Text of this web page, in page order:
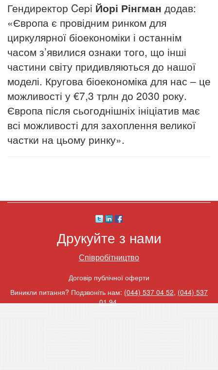
Гендиректор Cepi Йорі Рінгман додав:
«Європа є провідним ринком для
циркулярної біоекономіки і останнім
часом з’явилися ознаки того, що інші
частини світу придивляються до нашої
моделі. Кругова біоекономіка для нас – це
можливості у €7,3 трлн до 2030 року.
Європа після сьогоднішніх ініціатив має
всі можливості для захоплення великої
частки на цьому ринку».
Друкуйте з нами
Співробітництво
Договір публічної оферти
Виникли питання? Подзвоніть нам: (044) 537 04 52, (044) 537
01 94.